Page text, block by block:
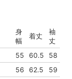
身
幅
着丈
袖
丈
55 60.5
58
56 62.5
59